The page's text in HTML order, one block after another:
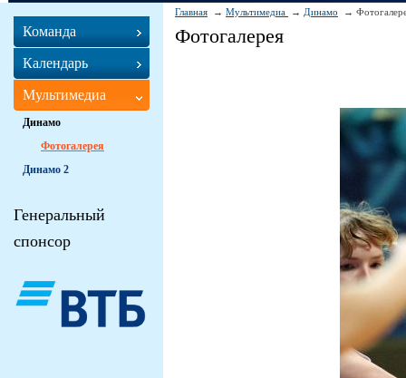
Главная Мультимедиа Динамо
Фотогалерея
Команда
Календарь
Мультимедиа
Динамо
Фотогалерея
Динамо 2
Генеральный
спонсор